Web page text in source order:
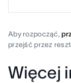
Aby rozpocząć,
przejść przez
Więcej